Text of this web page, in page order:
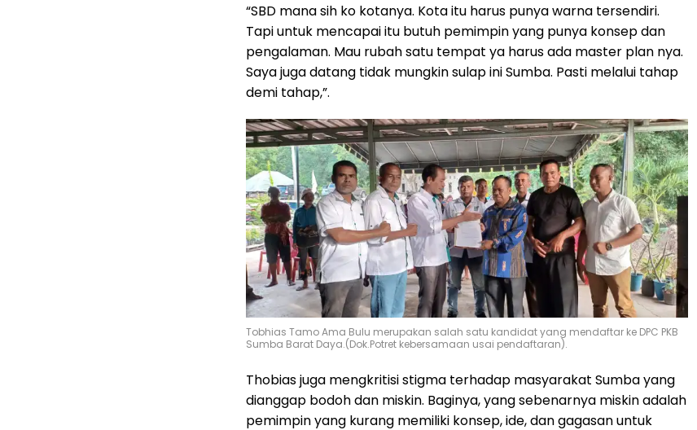
“SBD mana sih ko kotanya. Kota itu harus punya warna tersendiri.
Tapi untuk mencapai itu butuh pemimpin yang punya konsep dan
pengalaman. Mau rubah satu tempat ya harus ada master plan nya.
Saya juga datang tidak mungkin sulap ini Sumba. Pasti melalui tahap
demi tahap,”.
Tobhias Tamo Ama Bulu merupakan salah satu kandidat yang mendaftar ke DPC PKB
Sumba Barat Daya.(Dok.Potret kebersamaan usai pendaftaran).
Thobias juga mengkritisi stigma terhadap masyarakat Sumba yang
dianggap bodoh dan miskin. Baginya, yang sebenarnya miskin adalah
pemimpin yang kurang memiliki konsep, ide, dan gagasan untuk